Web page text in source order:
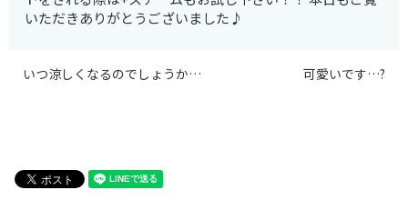
いただきありがとうございました♪
いつ涼しくなるのでしょうか… 可愛いです…?